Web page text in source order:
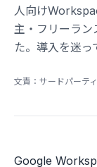
人向け
主・フリーラン
た。導入を迷っ
文責：サードパーテ
Google